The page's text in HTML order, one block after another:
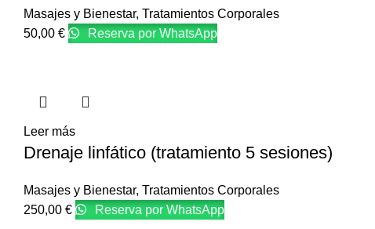
Masajes y Bienestar, Tratamientos Corporales
50,00 € Reserva por WhatsApp
Leer más
Drenaje linfático (tratamiento 5 sesiones)
Masajes y Bienestar, Tratamientos Corporales
250,00 € Reserva por WhatsApp